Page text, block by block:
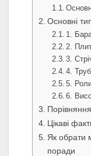
Основні
1.
2.
3.
4.
5.
6.
Цікаві
Як обрати
поради